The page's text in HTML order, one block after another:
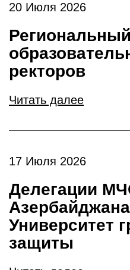
20 Июля 2026
ректоров
Читать далее
17 Июля 2026
Делегации
Университет
защиты